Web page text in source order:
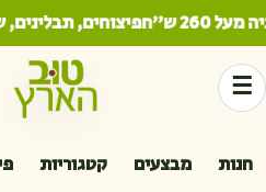
ש"ח פיצוחים, תבלינים,
☰
חנות מבצעים קטגוריות